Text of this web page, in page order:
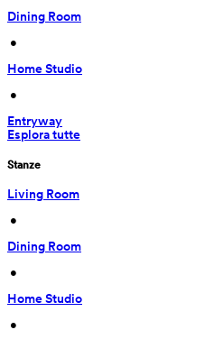
Dining Room
•
Home Studio
•
Entryway
Esplora tutte
Stanze
Living Room
•
Dining Room
•
Home Studio
•